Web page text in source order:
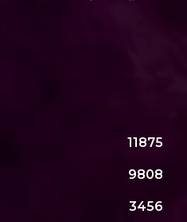
11875
9808
3456